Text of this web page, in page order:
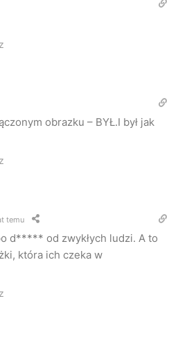
red.).
podpierały przepisami
się na rozporządzenie Ministra
obrazku – BYŁ.I był jak
temu
d***** od zwykłych ludzi. A to
która ich czeka w